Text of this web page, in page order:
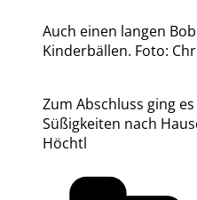
Auch einen langen
Kinderbällen. Foto:
Zum Abschluss ging
Süßigkeiten nach
Höchtl